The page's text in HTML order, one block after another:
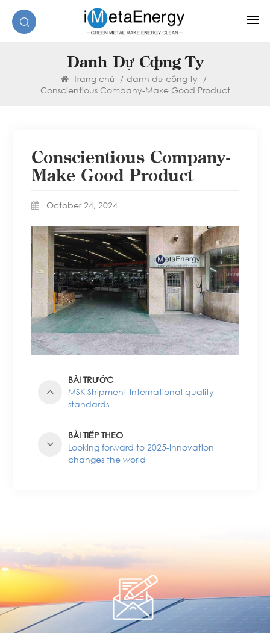
Danh Dự Công Ty
Trang chủ / danh dự công ty /
Conscientious Company-Make Good Product
Conscientious Company-
Make Good Product
October 24, 2024
BÀI TRƯỚC
MSK Shipment-International quality
standards
BÀI TIẾP THEO
Looking forward to 2025-Innovation
changes the world